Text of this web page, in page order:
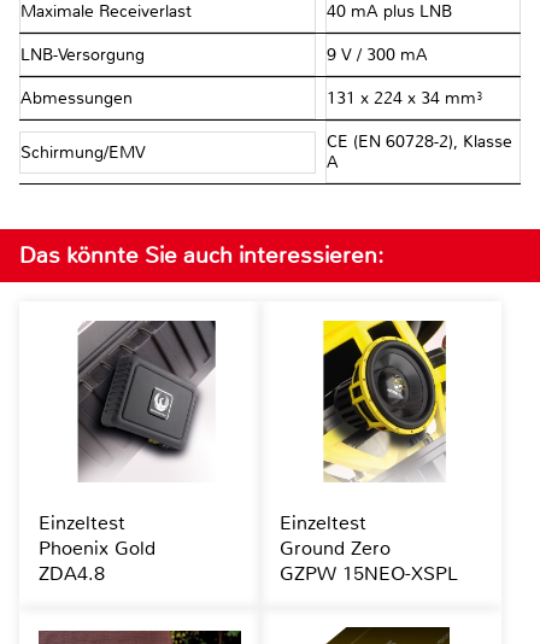
Maximale Receiverlast 40 mA plus LNB
LNB-Versorgung 9 V / 300 mA
Abmessungen 131 x 224 x 34 mm³
Schirmung/EMV
CE (EN 60728-2), Klasse
A
Das könnte Sie auch interessieren:
Einzeltest
Phoenix Gold
ZDA4.8
Einzeltest
Ground Zero
GZPW 15NEO-XSPL